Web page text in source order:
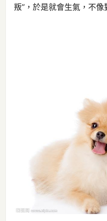
叛”，於是就會生氣，不像